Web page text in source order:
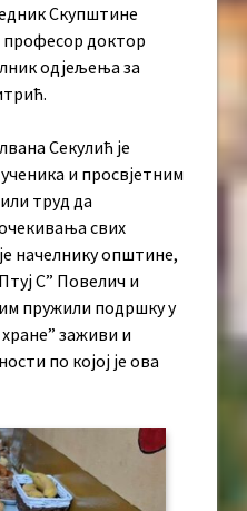
Скупштине
доктор
одјељења за
Секулић је
и просвјетним
труд да
свих
начелнику општине,
С” Повелич и
пружили подршку у
заживи и
по којој је ова